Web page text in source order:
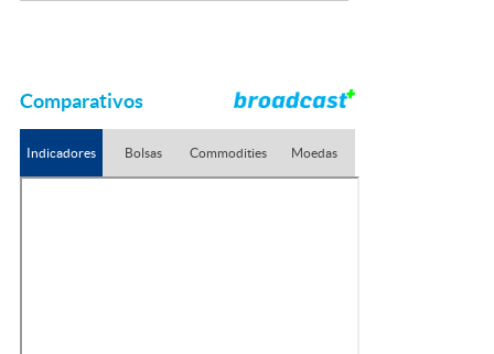
Comparativos
Indicadores Bolsas Commodities Moedas